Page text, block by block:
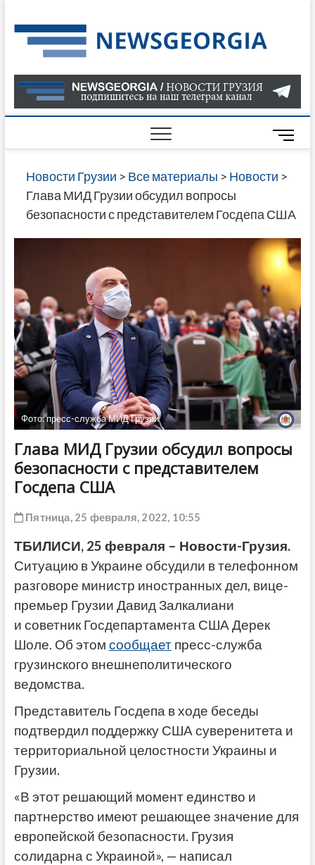
to
content
О
В
ГРУЗИИ
САЙТЕ
M
e
n
B
t
t
o
n
Новости Грузии > Все материалы > Новости >
Глава МИД Грузии обсудил вопросы
безопасности с представителем Госдепа США
Фото: пресс-служба МИД Грузии
Глава МИД Грузии обсудил вопросы
безопасности с представителем
Госдепа США
Пятница, 25 февраля, 2022, 10:55
ТБИЛИСИ, 25 февраля – Новости-Грузия.
Ситуацию в Украине обсудили в телефонном
разговоре министр иностранных дел, вице-
премьер Грузии Давид Залкалиани
и советник Госдепартамента США Дерек
Шоле. Об этом сообщаетпресс-служба
грузинского внешнеполитического
ведомства.
Представитель Госдепа в ходе беседы
подтвердил поддержку США суверенитета и
территориальной целостности Украины и
Грузии.
«В этот решающий момент единство и
партнерство имеют решающее значение для
европейской безопасности. Грузия
солидарна с Украиной», — написал